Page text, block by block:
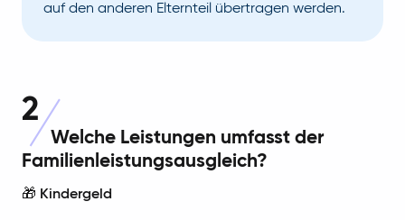
auf den anderen Elternteil übertragen werden.
2
Welche Leistungen umfasst der
Familienleistungsausgleich?
🎁 Kindergeld